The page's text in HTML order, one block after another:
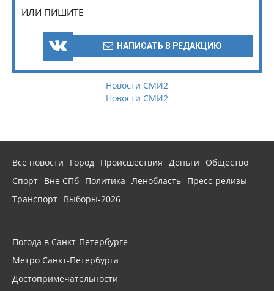
ИЛИ ПИШИТЕ
НАПИСАТЬ В РЕДАКЦИЮ
Новости СМИ2
Новости СМИ2
Все новости Город Происшествия Деньги
Общество
Спорт Вне СПб Политика Ленобласть Пресс-релизы
Транспорт Выборы-2026
Погода в Санкт-Петербурге
Метро Санкт-Петербурга
Достопримечательности